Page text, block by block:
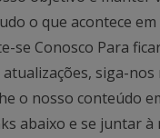
o que acontece em
se Conosco Para
siga-nos
o nosso conteúdo
abaixo e se juntar à